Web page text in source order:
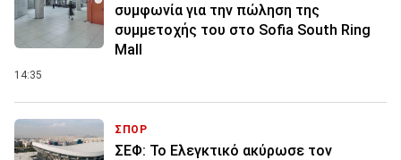
συμφωνία για την πώληση της
συμμετοχής του στο Sofia South Ring
Mall
14:35
ΣΠΟΡ
ΣΕΦ: Το Ελεγκτικό ακύρωσε τον